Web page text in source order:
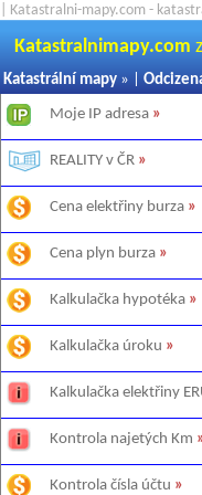
| Katastralni-mapy.com -
Katastralnimapy.com
Katastrální mapy » |
Moje IP adresa »
REALITY v ČR »
Cena elektřiny burza »
Cena plyn burza »
Kalkulačka hypotéka »
Kalkulačka úroku »
Kalkulačka elektřiny
Kontrola najetých Km
Kontrola čísla účtu »